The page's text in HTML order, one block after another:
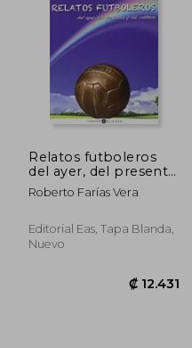
₡ 8.099
Relatos futboleros
del ayer, del presente
y del mañana
(Colección Relatos)
Roberto Farías Vera
Editorial Eas, Tapa Blanda,
Nuevo